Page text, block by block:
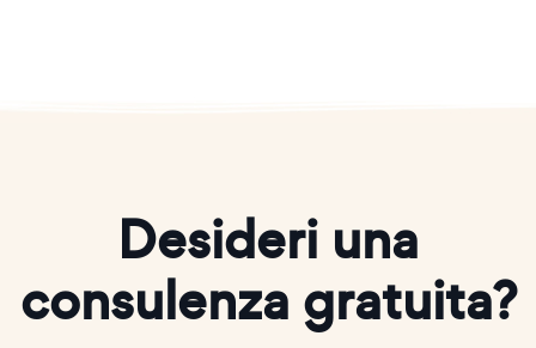
Desideri una
consulenza gratuita?